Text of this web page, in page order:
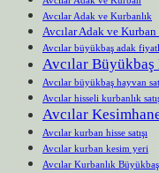
Avcılar Adak ve Kurbanlık
Avcılar Adak ve Kurban
Avcılar büyükbaş adak
Avcılar Büyükbaş
Avcılar büyükbaş hayvan
Avcılar hisseli kurbanlık
Avcılar
Avcılar kurban hisse satışı
Avcılar kurban kesim yeri
Avcılar Kurbanlık Büyükbaş